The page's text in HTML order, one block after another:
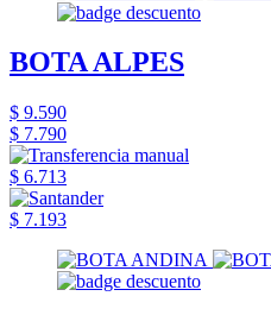
BOTA ALPES
$ 9.590
$ 7.790
$ 6.713
$ 7.193